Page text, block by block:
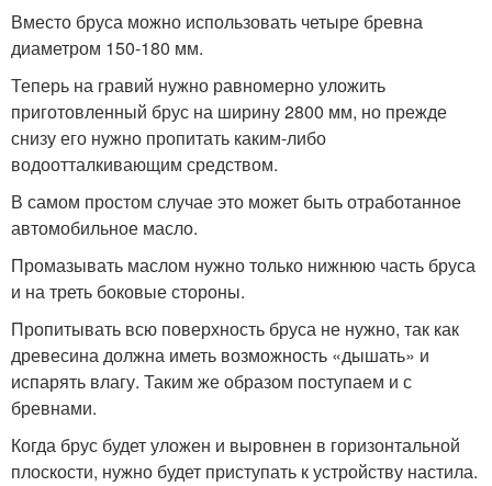
Вместо бруса можно использовать четыре бревна
диаметром 150-180 мм.
Теперь на гравий нужно равномерно уложить
приготовленный брус на ширину 2800 мм, но прежде
снизу его нужно пропитать каким-либо
водоотталкивающим средством.
В самом простом случае это может быть отработанное
автомобильное масло.
Промазывать маслом нужно только нижнюю часть бруса
и на треть боковые стороны.
Пропитывать всю поверхность бруса не нужно, так как
древесина должна иметь возможность «дышать» и
испарять влагу. Таким же образом поступаем и с
бревнами.
Когда брус будет уложен и выровнен в горизонтальной
плоскости, нужно будет приступать к устройству настила.